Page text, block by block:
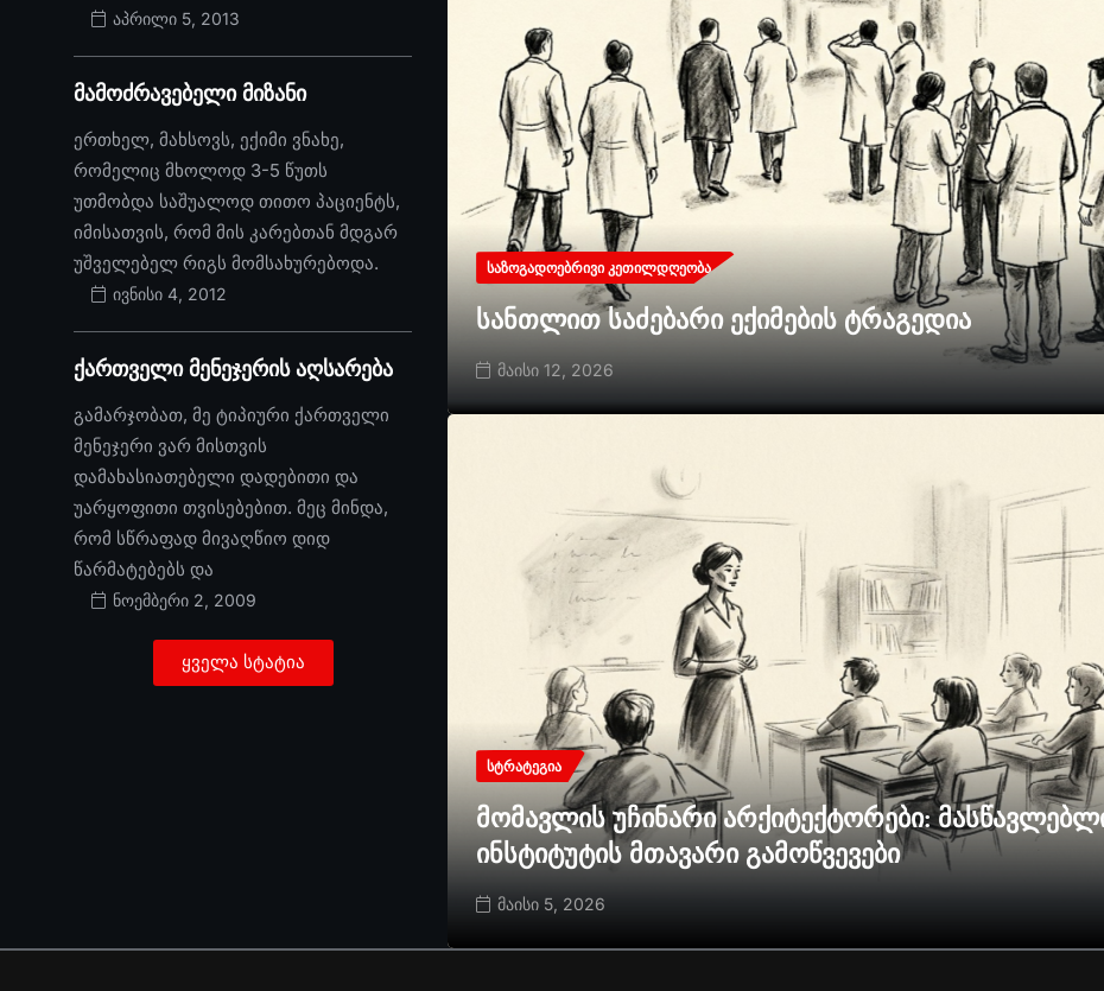
აპრილი 5, 2013
მამოძრავებელი მიზანი
ერთხელ, მახსოვს, ექიმი ვნახე,
რომელიც მხოლოდ 3-5 წუთს
უთმობდა საშუალოდ თითო პაციენტს,
იმისათვის, რომ მის კარებთან მდგარ
უშველებელ რიგს მომსახურებოდა.
ივნისი 4, 2012
ქართველი მენეჯერის აღსარება
გამარჯობათ, მე ტიპიური ქართველი
მენეჯერი ვარ მისთვის
დამახასიათებელი დადებითი და
უარყოფითი თვისებებით. მეც მინდა,
რომ სწრაფად მივაღწიო დიდ
წარმატებებს და
ნოემბერი 2, 2009
ყველა სტატია
ᲡᲐᲖᲝᲒᲐᲓᲝᲔᲑᲠᲘᲕᲘ ᲙᲔᲗᲘᲚᲓᲦᲔᲝᲑᲐ
სანთლით საძებარი ექიმების ტრაგედია
მაისი 12, 2026
ᲡᲢᲠᲐᲢᲔᲒᲘᲐ
მომავლის უჩინარი არქიტექტორები:
ინსტიტუტის მთავარი გამოწვევები
მაისი 5, 2026